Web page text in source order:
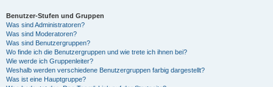
Benutzer-Stufen und Gruppen
Was sind Administratoren?
Was sind Moderatoren?
Was sind Benutzergruppen?
Wo finde ich die Benutzergruppen und wie trete ich ihnen bei?
Wie werde ich Gruppenleiter?
Weshalb werden verschiedene Benutzergruppen farbig dargestellt?
Was ist eine Hauptgruppe?